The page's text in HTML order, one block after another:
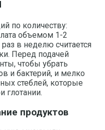
по количеству:
объемом 1-2
в неделю считается
Перед подачей
чтобы убрать
и бактерий, и мелко
стеблей, которые
глотании.
продуктов